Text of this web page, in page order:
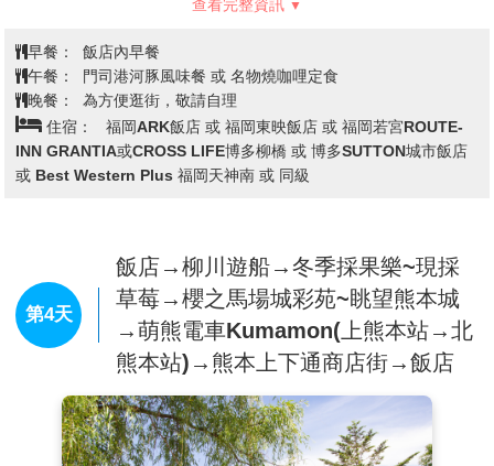
就擠滿了祈求考試合格的學子及家長；由於菅原道真愛
餅、梅茶等更是當地著名特產。附近販賣的現烤的「梅
餅」更是美味。還有永保終身的「飛梅御守」更是一
絕。太宰府前的日式古街裡，販賣著各式各樣的日本小
飾品與名產點心，絕對讓您心動不已。
※備註：若三大蟹，毛蟹/帝王蟹/松葉蟹缺貨 或 客滿無
法提供時，晚餐則改為三種螃蟹自助餐吃到飽，並加贈
洋館巡禮~JR門司港車站→免稅店
→LaLaport福岡→飯店
觀宛如一座海上宮殿，極具視覺震撼力，主祭日本歷史
上年紀最小的天皇「安德天皇」。除了主殿之外，神宮
內也可參觀「無耳芳一堂」，是喜愛歷史與